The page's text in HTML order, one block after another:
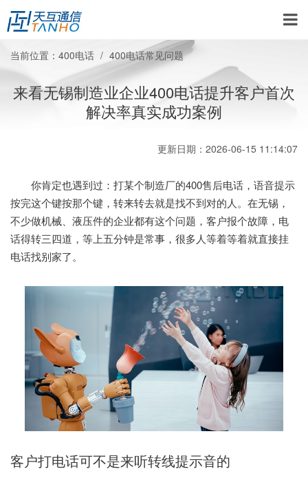
当前位置： 400电话 400电话常见问题
来看无锡制造业企业400电话提升客户首次
解决率真实成功案例
更新日期：2026-06-15 11:14:07
你肯定也遇到过：打某个制造厂的400售后电话，语音提示
按完这个键按那个键，转来转去就是找不到对的人。在无锡，
不少做机械、液压件的企业都有这个问题，客户报个故障，电
话得转三四道，等上五分钟是常事，很多人等着等着就直接挂
电话找别家了。
客户打电话可不是来听转线提示音的